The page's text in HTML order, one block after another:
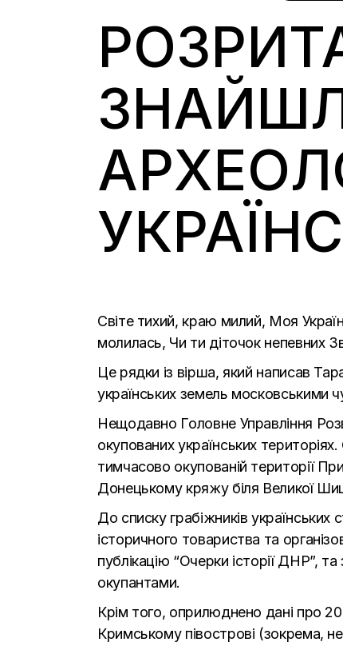
Світе тихий, краю милий, Моя
молилась, Чи ти діточок непевних
Це рядки із вірша, який написав
українських земель московськими
Нещодавно Головне Управління
окупованих українських
тимчасово окупованій території
Донецькому кряжу біля Великої
До списку грабіжників
історичного товариства та
публікацію “Очерки історії ДНР”,
окупантами.
Крім того, оприлюднено дані про
Кримському півострові (зокрема,